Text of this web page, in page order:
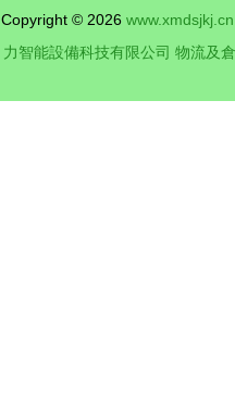
化工程設備
成亮點
Copyright © 2026 www.xmdsjkj.cn
力智能設備科技有限公司 物流及